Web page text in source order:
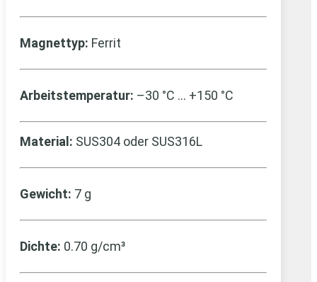
Magnettyp: Ferrit
Arbeitstemperatur: –30 °C … +150 °C
Material: SUS304 oder SUS316L
Gewicht: 7 g
Dichte: 0.70 g/cm³